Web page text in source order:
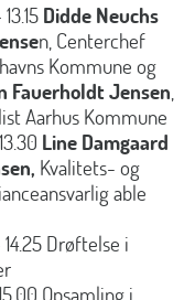
Didde Neuchs
n, Centerchef
Kommune og
Fauerholdt Jensen,
Aarhus Kommune
Line Damgaard
Kvalitets- og
able
14.25 Drøftelse i
Opsamling i